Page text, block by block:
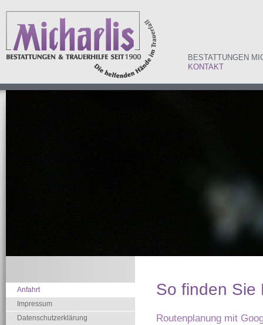
BESTATTUNGEN
KONTAKT
Anfahrt
Impressum
Datenschutzerklärung
So finden Sie
Routenplanung mit